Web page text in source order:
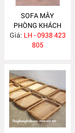
SOFA MÂY
PHÒNG KHÁCH
KIỂU DÁNG ĐƠN
GIẢN MA778
Giá: LH - 0938 423
805